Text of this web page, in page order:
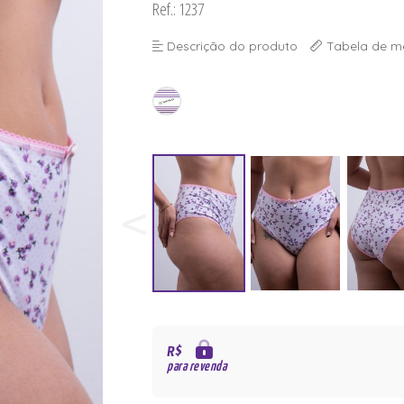
Ref.: 1237
Descrição do produto Tabela de
R$
para revenda